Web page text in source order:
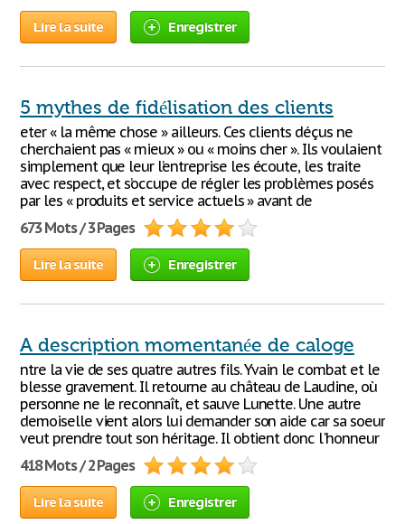
Lire la suite Enregistrer
5 mythes de fidélisation des clients
eter « la même chose » ailleurs. Ces clients déçus ne
cherchaient pas « mieux » ou « moins cher ». Ils voulaient
simplement que leur l’entreprise les écoute, les traite
avec respect, et s’occupe de régler les problèmes posés
par les « produits et service actuels » avant de
673 Mots / 3 Pages
Lire la suite Enregistrer
A description momentanée de caloge
ntre la vie de ses quatre autres fils. Yvain le combat et le
blesse gravement. Il retourne au château de Laudine, où
personne ne le reconnaît, et sauve Lunette. Une autre
demoiselle vient alors lui demander son aide car sa soeur
veut prendre tout son héritage. Il obtient donc l'honneur
418 Mots / 2 Pages
Lire la suite Enregistrer